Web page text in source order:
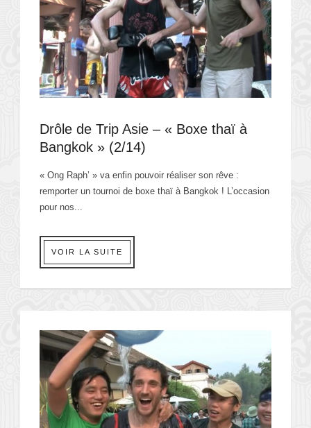
Drôle de Trip Asie – « Boxe thaï à
Bangkok » (2/14)
« Ong Raph’ » va enfin pouvoir réaliser son rêve :
remporter un tournoi de boxe thaï à Bangkok ! L’occasion
pour nos...
VOIR LA SUITE